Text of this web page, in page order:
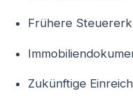
Frühere
Zukünftige